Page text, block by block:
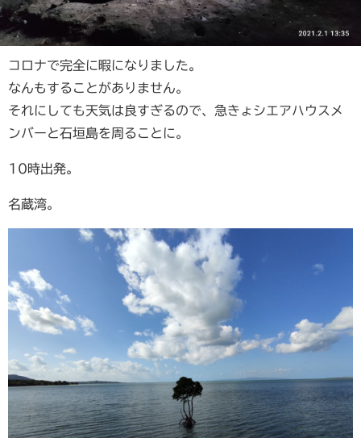
コロナで完全に暇になりました。
なんもすることがありません。
それにしても天気は良すぎるので、急きょシエアハウスメ
ンバーと石垣島を周ることに。
10時出発。
名蔵湾。